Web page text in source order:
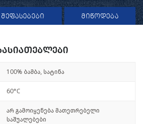
შეფასებები მიწოდება
100% ბამბა, სატინა
60°C
არ გამოიყენება მათეთრებელი
საშუალებები